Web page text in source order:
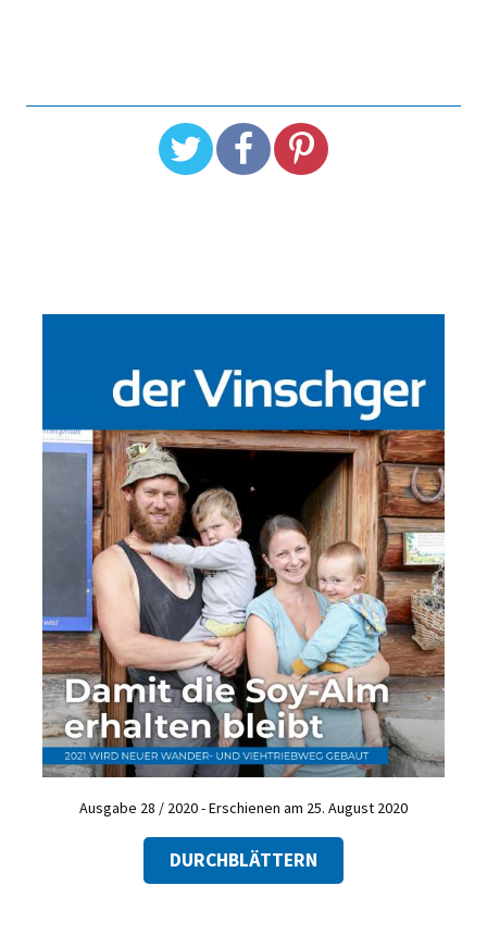
Ausgabe 28 / 2020 - Erschienen am 25. August 2020
DURCHBLÄTTERN